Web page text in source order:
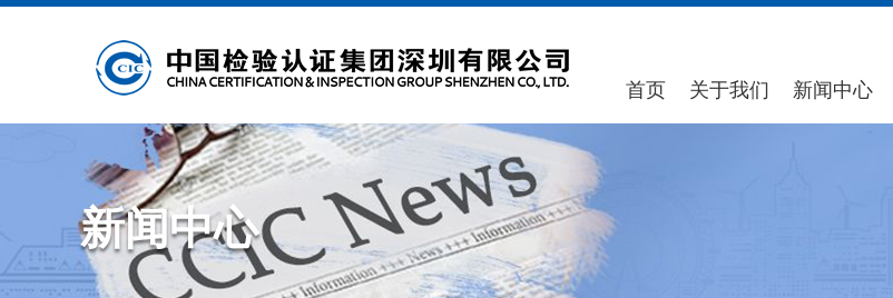
首页 关于我们 新闻中心
新闻中心